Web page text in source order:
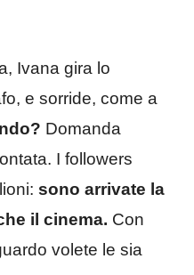
Ivana gira lo
e sorride, come a
Domanda
I followers
sono arrivate la
il cinema. Con
volete le sia